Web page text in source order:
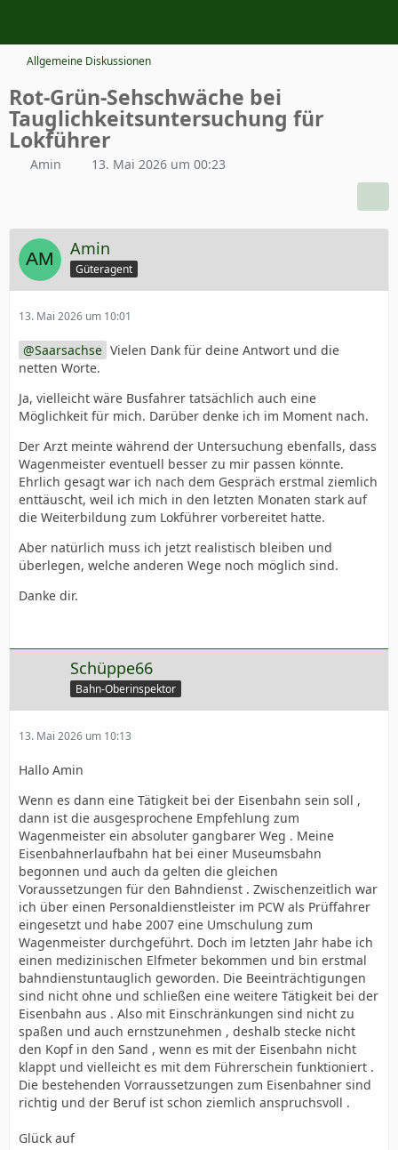
Allgemeine Diskussionen
Rot-Grün-Sehschwäche bei
Tauglichkeitsuntersuchung für
Lokführer
Amin 13. Mai 2026 um 00:23
Amin
Güteragent
13. Mai 2026 um 10:01
Saarsachse Vielen Dank für deine Antwort und die
netten Worte.
Ja, vielleicht wäre Busfahrer tatsächlich auch eine
Möglichkeit für mich. Darüber denke ich im Moment nach.
Der Arzt meinte während der Untersuchung ebenfalls, dass
Wagenmeister eventuell besser zu mir passen könnte.
Ehrlich gesagt war ich nach dem Gespräch erstmal ziemlich
enttäuscht, weil ich mich in den letzten Monaten stark auf
die Weiterbildung zum Lokführer vorbereitet hatte.
Aber natürlich muss ich jetzt realistisch bleiben und
überlegen, welche anderen Wege noch möglich sind.
Danke dir.
Schüppe66
Bahn-Oberinspektor
13. Mai 2026 um 10:13
Hallo Amin
Wenn es dann eine Tätigkeit bei der Eisenbahn sein soll ,
dann ist die ausgesprochene Empfehlung zum
Wagenmeister ein absoluter gangbarer Weg . Meine
Eisenbahnerlaufbahn hat bei einer Museumsbahn
begonnen und auch da gelten die gleichen
Voraussetzungen für den Bahndienst . Zwischenzeitlich war
ich über einen Personaldienstleister im PCW als Prüffahrer
eingesetzt und habe 2007 eine Umschulung zum
Wagenmeister durchgeführt. Doch im letzten Jahr habe ich
einen medizinischen Elfmeter bekommen und bin erstmal
bahndienstuntauglich geworden. Die Beeinträchtigungen
sind nicht ohne und schließen eine weitere Tätigkeit bei der
Eisenbahn aus . Also mit Einschränkungen sind nicht zu
spaßen und auch ernstzunehmen , deshalb stecke nicht
den Kopf in den Sand , wenn es mit der Eisenbahn nicht
klappt und vielleicht es mit dem Führerschein funktioniert .
Die bestehenden Vorraussetzungen zum Eisenbahner sind
richtig und der Beruf ist schon ziemlich anspruchsvoll .
Glück auf